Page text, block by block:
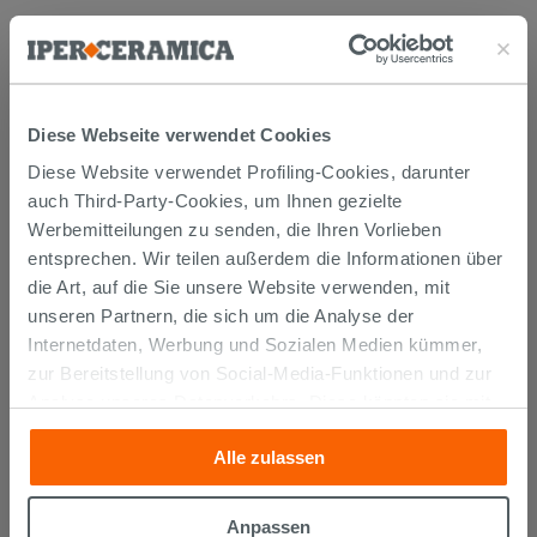
Diese Webseite verwendet Cookies
Diese Website verwendet Profiling-Cookies, darunter
auch Third-Party-Cookies, um Ihnen gezielte
Werbemitteilungen zu senden, die Ihren Vorlieben
entsprechen. Wir teilen außerdem die Informationen über
die Art, auf die Sie unsere Website verwenden, mit
unseren Partnern, die sich um die Analyse der
Internetdaten, Werbung und Sozialen Medien kümmer,
zur Bereitstellung von Social-Media-Funktionen und zur
anderen Informationen, die Sie ihnen geliefert haben oder
die sie aufgrund Ihrer Verwendung ihrer Dienste
gesammelt haben, kombinieren. Falls Sie mehr wissen
möchten oder Ihre Zustimmung zu allen oder einigen
Alle zulassen
Anpassen
KUNDEN, DIE DIESEN ARTIKEL
GEKAUFT HABEN, KAUFTEN
AUCH...